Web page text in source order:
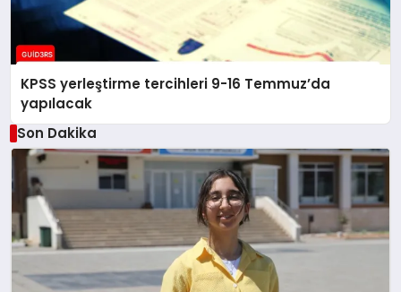
KPSS yerleştirme tercihleri 9-16 Temmuz’da
yapılacak
Son Dakika